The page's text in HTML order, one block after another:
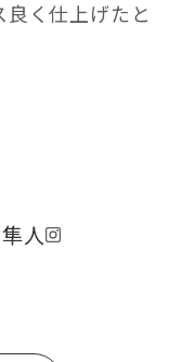
く仕上げたと
人